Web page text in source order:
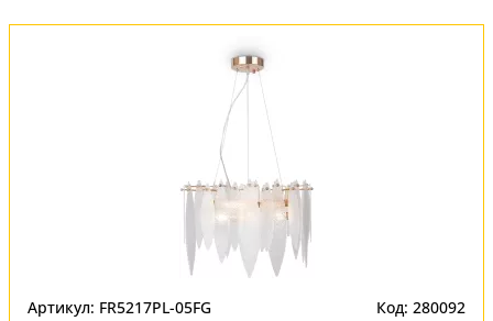
Артикул: FR5217PL-05FG Код: 280092